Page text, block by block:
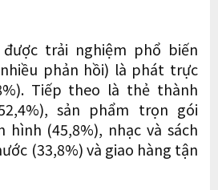
trải nghiệm phổ biến
phản hồi) là phát trực
Tiếp theo là thẻ thành
sản phẩm trọn gói
(45,8%), nhạc và sách
(33,8%) và giao hàng tận